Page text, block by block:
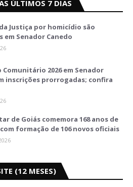
ÚLTIMOS 7 DIAS
Justiça por homicídio são
em Senador Canedo
Comunitário 2026 em Senador
inscrições prorrogadas; confira
de Goiás comemora 168 anos de
formação de 106 novos oficiais
(12 MESES)